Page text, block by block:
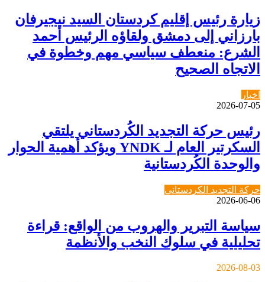
زيارة رئيس إقليم كردستان السيد نيجيرفان
بارزاني إلى دمشق ولقاؤه الرئيس أحمد
الشرع: منعطف سياسي مهم وخطوة في
الاتجاه الصحيح
اخبار
2026-07-05
رئيس حركة التجديد الكُردستاني يلتقي
السكرتير العام لـ YNDK ويؤكد أهمية الحوار
والوحدة الكُردستانية
حركة التجديد الكردستاني
2026-06-06
سياسة التبرير والهروب من الواقع: قراءة
تحليلية في سلوك النخب والأنظمة
2026-08-03